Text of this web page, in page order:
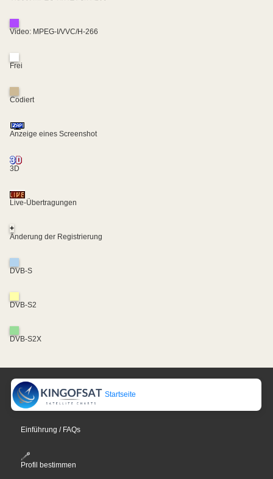
Video: MPEG-I/VVC/H-266
Frei
Codiert
Anzeige eines Screenshot
3D
Live-Übertragungen
+
Änderung der Registrierung
DVB-S
DVB-S2
DVB-S2X
Startseite
Einführung / FAQs
Profil bestimmen